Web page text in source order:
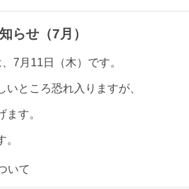
らせ（7月）
7月11日（木）です。
ところ恐れ入りますが、
す。
いて